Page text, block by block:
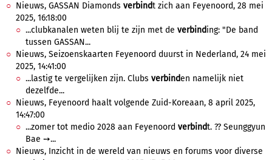
Nieuws, GASSAN Diamonds verbindt zich aan Feyenoord, 28 mei
2025, 16:18:00
...clubkanalen weten blij te zijn met de verbinding: "De band
tussen GASSAN...
Nieuws, Seizoenskaarten Feyenoord duurst in Nederland, 24 mei
2025, 14:41:00
...lastig te vergelijken zijn. Clubs verbinden namelijk niet
dezelfde...
Nieuws, Feyenoord haalt volgende Zuid-Koreaan, 8 april 2025,
14:47:00
...zomer tot medio 2028 aan Feyenoord verbindt. ?? Seunggyun
Bae ➙...
Nieuws, Inzicht in de wereld van nieuws en forums voor diverse